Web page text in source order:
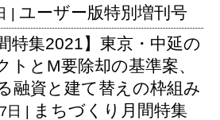
| ユーザー版特別増刊号
特集2021】東京・中延の
トとM要除却の基準案、
融資と建て替えの枠組み
日 | まちづくり月間特集